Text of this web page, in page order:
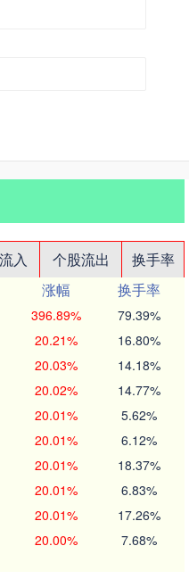
入 个股流出
换手率
涨幅
换手率
396.89% 79.39%
20.21% 16.80%
20.03% 14.18%
20.02% 14.77%
20.01% 5.62%
20.01% 6.12%
20.01% 18.37%
20.01% 6.83%
20.01% 17.26%
20.00% 7.68%